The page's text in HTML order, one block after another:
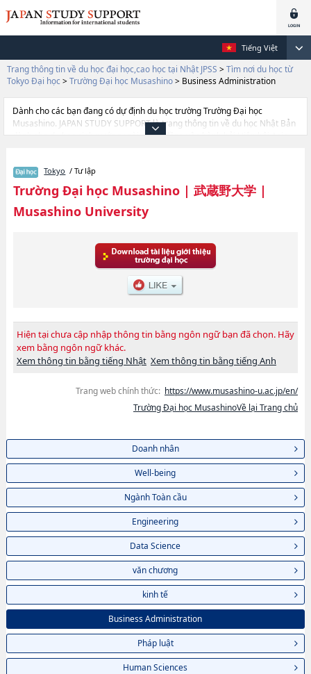
Tiếng Việt
Trang thông tin về du học đại học,cao học tại Nhật JPSS > Tìm nơi du học từ
Tokyo Đại học > Trường Đại học Musashino> Business Administration
Dành cho các bạn đang có dự định du học trường Trường Đại học
Musashino. JAPAN STUDY SUPPORT là trang thông tin về du học Nhật Bản
dành cho du học sinh nước ngoài, được đồng vận hành bởi Hiệp hội Asia
Toàn cầuhoặcNgành EngineeringhoặcNgành Data SciencehoặcNgành văn
chươnghoặcNgành kinh tếhoặcNgành Business AdministrationhoặcNgành
Pháp luậthoặcNgành Human Sciences của Trường Đại học Musashino
cũng như thông tin chi tiết về từng ngành học, nên nếu bạn đang tìm hiểu
học, cao học, trường đại học ngắn hạn, trường chuyên môn đang tiếp nhận
Tokyo / Tư lập
Trường Đại học Musashino| 武蔵野大学|
Musashino University
Hiện tại chưa cập nhập thông tin bằng ngôn ngữ bạn đã chọn. Hãy
xem bằng ngôn ngữ khác.
Xem thông tin bằng tiếng Nhật Xem thông tin bằng tiếng Anh
Trang web chính thức: https://www.musashino-u.ac.jp/en/
Trường Đại học MusashinoVề lại Trang chủ
Doanh nhân
Well-being
Ngành Toàn cầu
Engineering
Data Science
văn chương
kinh tế
Business Administration
Pháp luật
Human Sciences